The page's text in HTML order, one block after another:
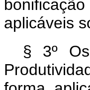
aplicáveis
§ 3º